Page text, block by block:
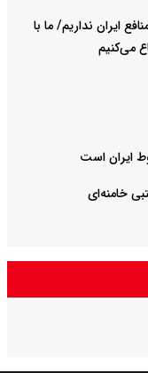
ایران نداریم/ ما با
می‌کنیم
ایران است
خامنه‌ای